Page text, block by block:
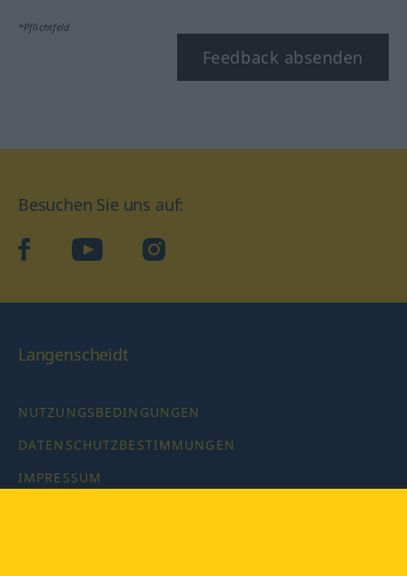
*Pflichtfeld
Feedback absenden
Besuchen Sie uns auf:
facebookYouTube Instagram
Langenscheidt
NUTZUNGSBEDINGUNGEN
DATENSCHUTZBESTIMMUNGEN
IMPRESSUM